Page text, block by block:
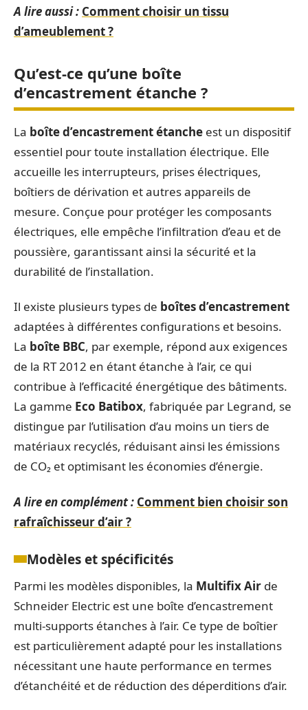
A lire aussi : Comment choisir un tissu
d’ameublement ?
Qu’est-ce qu’une boîte
d’encastrement étanche ?
La boîte d’encastrement étanche est un dispositif
essentiel pour toute installation électrique. Elle
accueille les interrupteurs, prises électriques,
boîtiers de dérivation et autres appareils de
mesure. Conçue pour protéger les composants
électriques, elle empêche l’infiltration d’eau et de
poussière, garantissant ainsi la sécurité et la
durabilité de l’installation.
Il existe plusieurs types de boîtes d’encastrement
adaptées à différentes configurations et besoins.
La boîte BBC, par exemple, répond aux exigences
de la RT 2012 en étant étanche à l’air, ce qui
contribue à l’efficacité énergétique des bâtiments.
La gamme Eco Batibox, fabriquée par Legrand, se
distingue par l’utilisation d’au moins un tiers de
matériaux recyclés, réduisant ainsi les émissions
de CO₂ et optimisant les économies d’énergie.
A lire en complément : Comment bien choisir son
rafraîchisseur d’air ?
Modèles et spécificités
Parmi les modèles disponibles, la Multifix Air de
Schneider Electric est une boîte d’encastrement
multi-supports étanches à l’air. Ce type de boîtier
est particulièrement adapté pour les installations
nécessitant une haute performance en termes
d’étanchéité et de réduction des déperditions d’air.